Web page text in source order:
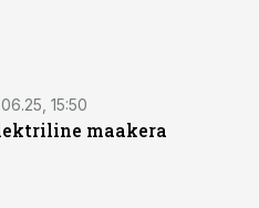
15:50
maakera